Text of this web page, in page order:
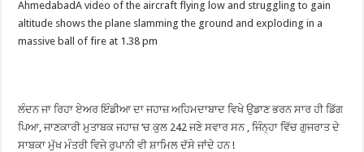
AhmedabadA video of the aircraft flying low and struggling to gain
altitude shows the plane slamming the ground and exploding in a
massive ball of fire at 1.38 pm
ਲੰਦਨ ਜਾ ਰਿਹਾ ਏਅਰ ਇੰਡੀਆ ਦਾ ਜਹਾਜ਼ ਅਹਿਮਦਾਬਾਦ ਵਿਖੇ ਉਡਾਣ ਭਰਨ ਸਾਰ ਹੀ ਡਿੱਗ
ਪਿਆ, ਜਾਣਕਾਰੀ ਮੁਤਾਬਕ ਜਹਾਜ਼ ‘ਚ ਕੁਲ 242 ਜਣੇ ਸਵਾਰ ਸਨ , ਜਿੰਨ੍ਹਾ ਵਿੱਚ ਗੁਜਰਾਤ ਦੇ
ਸਾਬਕਾ ਮੁੱਖ ਮੰਤਰੀ ਵਿਜੇ ਰੁਪਾਨੀ ਵੀ ਸ਼ਾਮਿਲ ਦੱਸੇ ਜਾਂਦੇ ਹਨ !